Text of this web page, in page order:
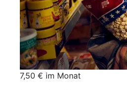
7,50 € im Monat